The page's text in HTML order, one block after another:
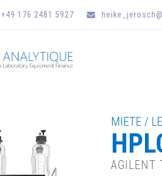
176 2481 5927
MIETE /
AGILENT